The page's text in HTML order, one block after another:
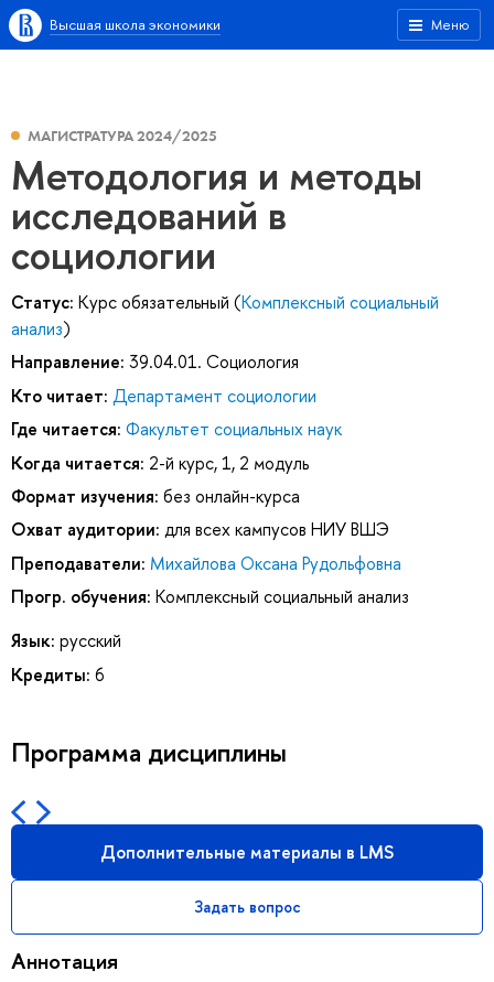
Меню
Высшая школа экономики
МАГИСТРАТУРА 2024/2025
Методология и методы
исследований в
социологии
Статус: Курс обязательный (Комплексный социальный
анализ)
Направление: 39.04.01. Социология
Кто читает: Департамент социологии
Где читается: Факультет социальных наук
Когда читается: 2-й курс, 1, 2 модуль
Формат изучения: без онлайн-курса
Охват аудитории: для всех кампусов НИУ ВШЭ
Преподаватели: Михайлова Оксана Рудольфовна
Прогр. обучения: Комплексный социальный анализ
Язык: русский
Кредиты: 6
Программа дисциплины
Дополнительные материалы в LMS
Задать вопрос
Аннотация